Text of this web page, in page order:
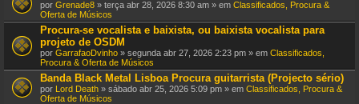
por Grenade8 » terça abr 28, 2026 8:30 am » em Classificados, Procura &
Oferta de Músicos
Procura-se vocalista e baixista, ou baixista vocalista para
projeto de OSDM
por GarrafaoDvinho » segunda abr 27, 2026 2:23 pm » em Classificados,
Procura & Oferta de Músicos
Banda Black Metal Lisboa Procura guitarrista (Projecto sério)
por Lord Death » sábado abr 25, 2026 5:09 pm » em Classificados, Procura &
Oferta de Músicos